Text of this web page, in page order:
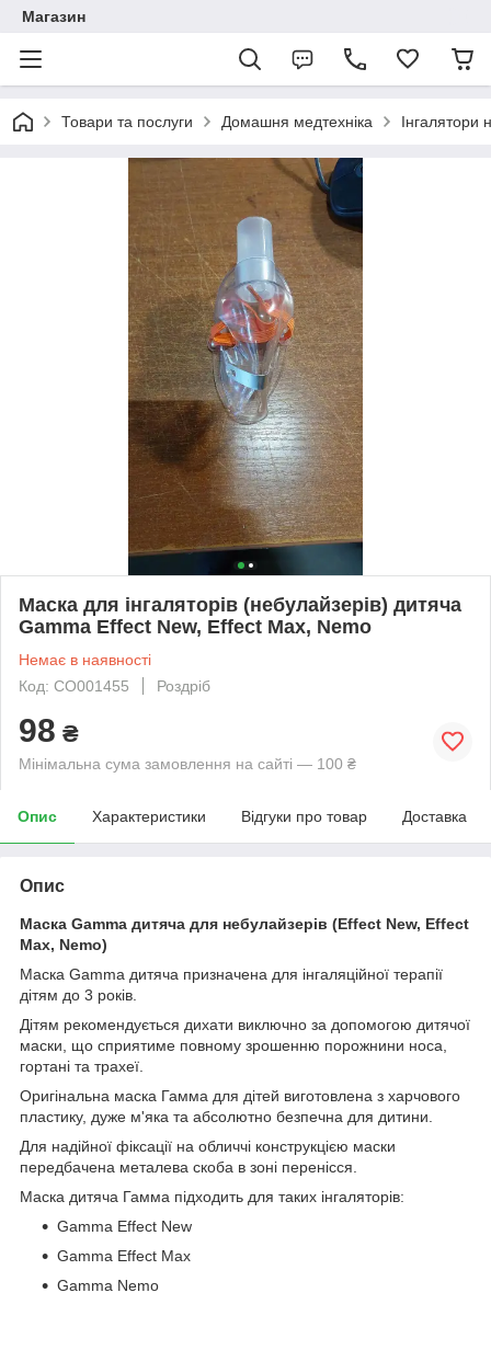
Магазин
Товари та послуги Домашня медтехніка Інгалятори
Маска для інгаляторів (небулайзерів) дитяча
Gamma Effect New, Effect Max, Nemo
Немає в наявності
Код: CO001455
Роздріб
98 ₴
Мінімальна сума замовлення на сайті — 100 ₴
Опис Характеристики Відгуки про товар Доставка
Опис
Маска Gamma дитяча для небулайзерів (Effect New, Effect
Max, Nemo)
Маска Gamma дитяча призначена для інгаляційної терапії
дітям до 3 років.
Дітям рекомендується дихати виключно за допомогою дитячої
маски, що сприятиме повному зрошенню порожнини носа,
гортані та трахеї.
Оригінальна маска Гамма для дітей виготовлена з харчового
пластику, дуже м'яка та абсолютно безпечна для дитини.
Для надійної фіксації на обличчі конструкцією маски
передбачена металева скоба в зоні перенісся.
Маска дитяча Гамма підходить для таких інгаляторів:
Gamma Effect New
Gamma Effect Max
Gamma Nemo